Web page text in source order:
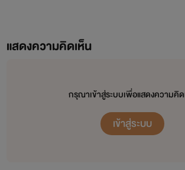
แสดงความคิดเห็น
กรุณาเข้าสู่ระบบเพื่อแสดงความคิ
เข้าสู่ระบบ